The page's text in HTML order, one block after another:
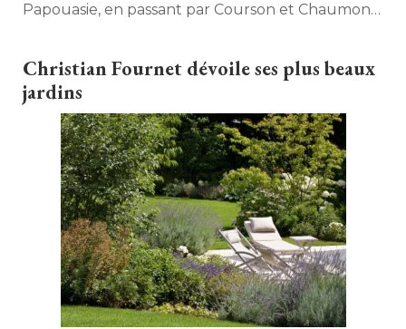
Papouasie, en passant par Courson et Chaumont-
Christian Fournet dévoile ses plus beaux
jardins